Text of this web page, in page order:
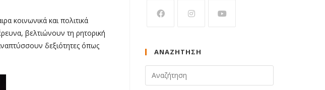
κοινωνικά και πολιτικά
βελτιώνουν τη ρητορική
δεξιότητες όπως
ΑΝΑΖΉΤΗΣΗ